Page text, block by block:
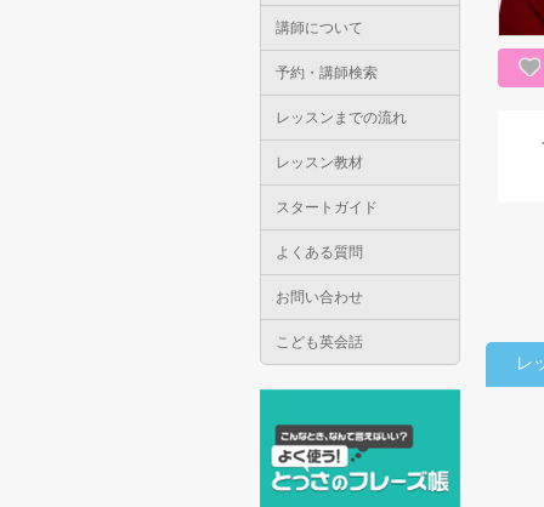
講師について
予約・講師検索
レッスンまでの流れ
レッスン教材
スタートガイド
よくある質問
お問い合わせ
こども英会話
レ